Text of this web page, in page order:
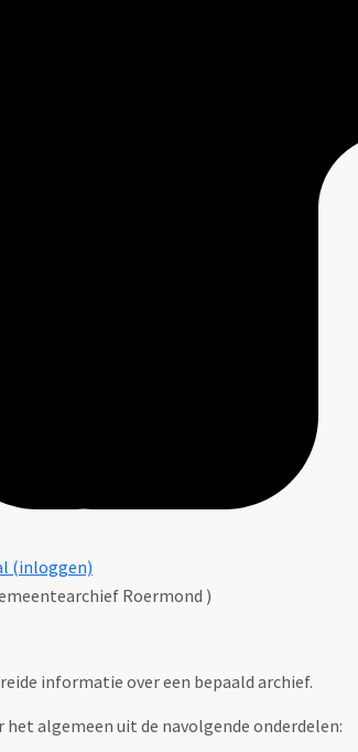
(inloggen)
Roermond )
informatie over een bepaald archief.
algemeen uit de navolgende onderdelen: